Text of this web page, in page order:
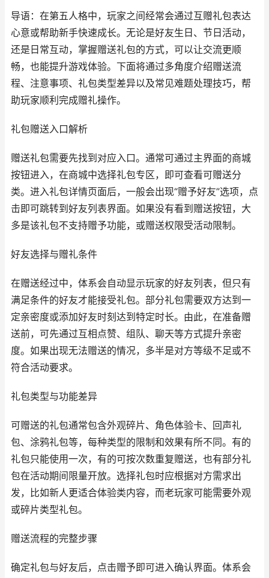
导语：在第五人格中，玩家之间经常会通过互赠礼包表达
心意或帮助新手快速成长。无论是好友生日、节日活动，
还是日常互动，掌握赠送礼包的方式，可以让交流更顺
畅，也能提升游戏体验。下面将通过多角度介绍赠送流
程、注意事项、礼包类型差异以及常见难题处理技巧，帮
助玩家顺利完成赠礼操作。
礼包赠送入口解析
赠送礼包需要先找到对应入口。通常可通过主界面的商城
按钮进入，在商城中选择礼包专区，即可查看可赠送分
类。进入礼包详情页面后，一般会出现“赠予好友”选项，点
击即可跳转到好友列表界面。如果没有看到赠送按钮，大
多是该礼包不支持赠予功能，或赠送权限受活动限制。
好友选择与赠礼条件
在赠送经过中，体系会自动显示玩家的好友列表，但只有
满足条件的好友才能接受礼包。部分礼包需要双方达到一
定亲密度或添加好友时刻达到特定时长。由此，在准备赠
送前，可先通过互相点赞、组队、聊天等方式提升亲密
度。如果出现无法赠送的情况，多半是对方等级不足或不
符合活动要求。
礼包类型与功能差异
可赠送的礼包通常包含外观碎片、角色体验卡、回声礼
包、涂鸦礼包等，每种类型的限制和效果有所不同。有的
礼包只能使用一次，有的可按次数重复赠送，也有部分礼
包在活动期间限量开放。选择礼包时应根据对方需求出
发，比如新人更适合体验类内容，而老玩家可能需要外观
或碎片类型礼包。
赠送流程的完整步骤
确定礼包与好友后，点击赠予即可进入确认界面。体系会